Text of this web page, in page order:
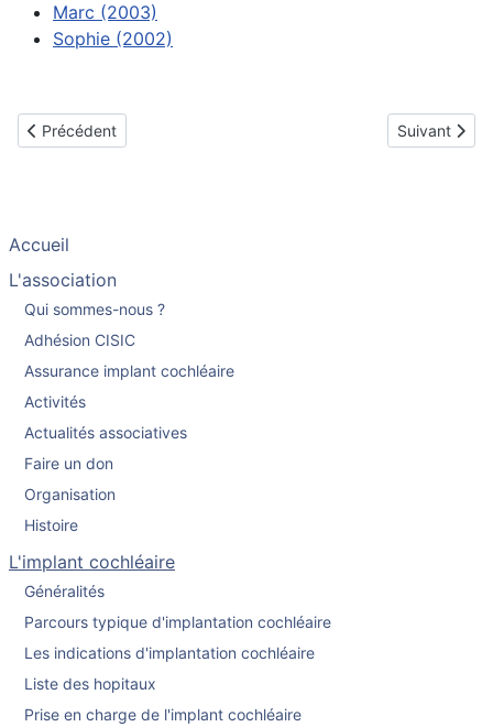
Marc (2003)
Sophie (2002)
Article précédent : Saint-Etienne
Précédent Article
Suivant
Accueil
L'association
Qui sommes-nous ?
Adhésion CISIC
Assurance implant cochléaire
Activités
Actualités associatives
Faire un don
Organisation
Histoire
L'implant cochléaire
Généralités
Parcours typique d'implantation cochléaire
Les indications d'implantation cochléaire
Liste des hopitaux
Prise en charge de l'implant cochléaire